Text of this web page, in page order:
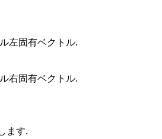
左固有ベクトル.
右固有ベクトル.
ます.